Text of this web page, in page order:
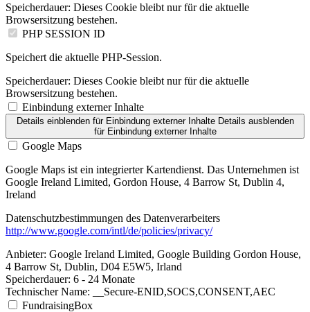
Speicherdauer: Dieses Cookie bleibt nur für die aktuelle
Browsersitzung bestehen.
PHP SESSION ID
Speichert die aktuelle PHP-Session.
Speicherdauer: Dieses Cookie bleibt nur für die aktuelle
Browsersitzung bestehen.
Einbindung externer Inhalte
Details einblendenfür Einbindung externer Inhalte Details ausblenden
für Einbindung externer Inhalte
Google Maps
Google Maps ist ein integrierter Kartendienst. Das Unternehmen ist
Google Ireland Limited, Gordon House, 4 Barrow St, Dublin 4,
Ireland
Datenschutzbestimmungen des Datenverarbeiters
http://www.google.com/intl/de/policies/privacy/
Anbieter: Google Ireland Limited, Google Building Gordon House,
4 Barrow St, Dublin, D04 E5W5, Irland
Speicherdauer: 6 - 24 Monate
Technischer Name: __Secure-ENID,SOCS,CONSENT,AEC
FundraisingBox